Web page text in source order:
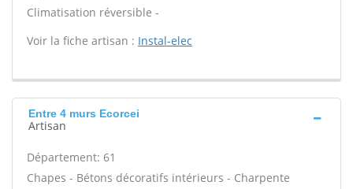
Climatisation réversible -
Voir la fiche artisan : Instal-elec
Entre 4 murs Ecorcei
Artisan
Département: 61
Chapes - Bétons décoratifs intérieurs - Charpente